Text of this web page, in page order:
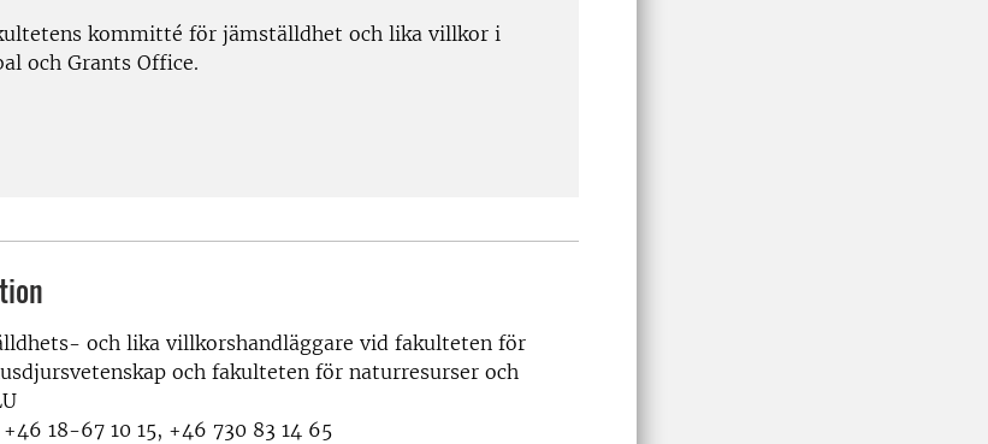
kommitté för jämställdhet och lika villkor i
och Grants Office.
och lika villkorshandläggare vid fakulteten för
och fakulteten för naturresurser och
+46 18-67 10 15, +46 730 83 14 65